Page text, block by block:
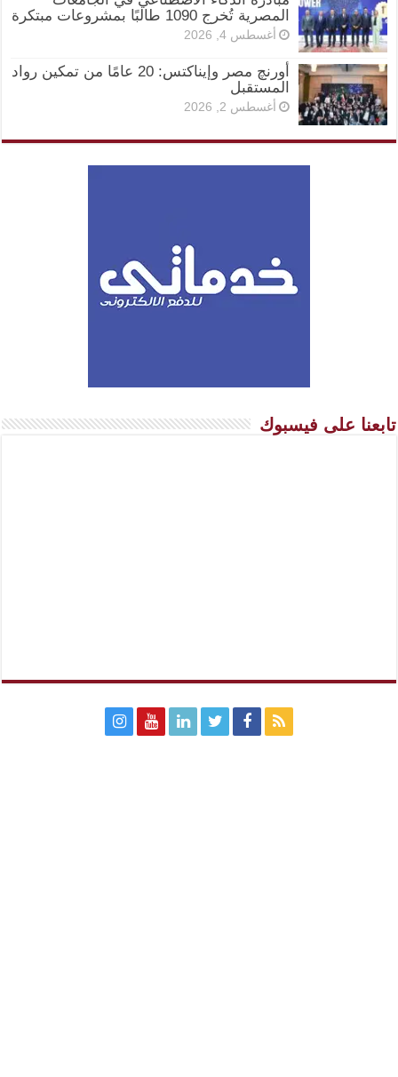
المصرية تُخرج 1090 طالبًا بمشروعات مبتكرة
أغسطس 4, 2026
أورنچ مصر وإيناكتس: 20 عامًا من تمكين رواد
المستقبل
أغسطس 2, 2026
تابعنا على فيسبوك